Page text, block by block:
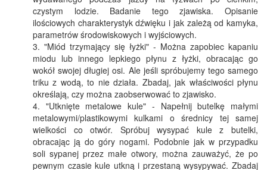
czystym lodzie. Badanie tego zjawiska. Opisanie
ilościowych charakterystyk dźwięku i jak zależą od kamyka,
parametrów środowiskowych i wyjściowych.
"Miód trzymający się łyżki" - Można zapobiec kapaniu
miodu lub innego lepkiego płynu z łyżki, obracając go
wokół swojej długiej osi. Ale jeśli spróbujemy tego samego
triku z wodą, to nie działa. Zbadaj, jak właściwości płynu
określają, czy można zaobserwować to zjawisko.
"Utknięte metalowe kule" - Napełnij butelkę małymi
metalowymi/plastikowymi kulkami o średnicy tej samej
wielkości co otwór. Spróbuj wysypać kule z butelki,
obracając ją do góry nogami. Podobnie jak w przypadku
soli sypanej przez małe otwory, można zauważyć, że po
pewnym czasie kule utkną i przestaną wysypywać. Zbadaj